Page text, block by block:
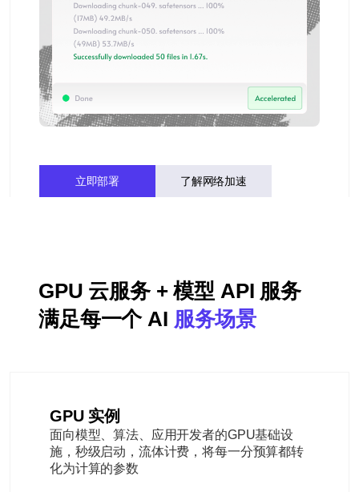
立即部署 了解网络加速
GPU 云服务 + 模型 API 服务
满足每一个 AI 服务场景
GPU 实例
面向模型、算法、应用开发者的GPU基础设
施，秒级启动，流体计费，将每一分预算都转
化为计算的参数